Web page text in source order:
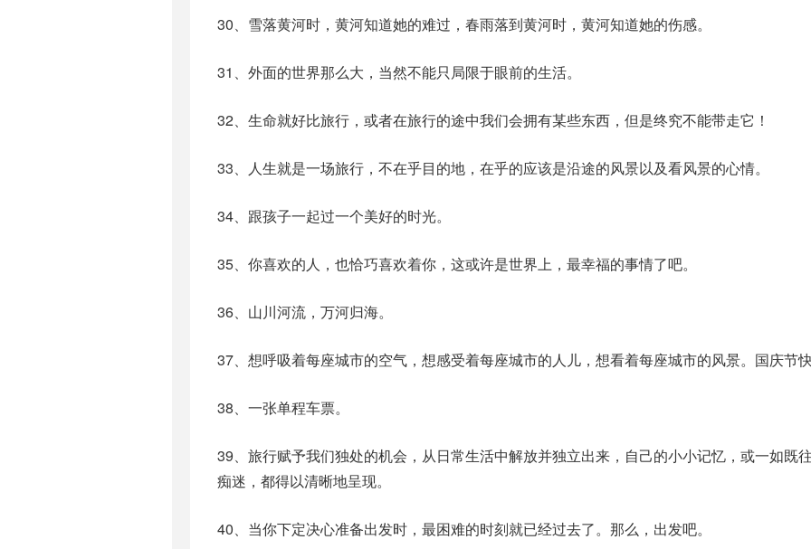
30、雪落黄河时，黄河知道她的难过，春雨落到黄河时，黄河知道她的伤感。
31、外面的世界那么大，当然不能只局限于眼前的生活。
32、生命就好比旅行，或者在旅行的途中我们会拥有某些东西，但是终究不能带走它！
33、人生就是一场旅行，不在乎目的地，在乎的应该是沿途的风景以及看风景的心情。
34、跟孩子一起过一个美好的时光。
35、你喜欢的人，也恰巧喜欢着你，这或许是世界上，最幸福的事情了吧。
36、山川河流，万河归海。
37、想呼吸着每座城市的空气，想感受着每座城市的人儿，想看着每座城市的风景。国庆节快
38、一张单程车票。
39、旅行赋予我们独处的机会，从日常生活中解放并独立出来，自己的小小记忆，或一如既
痴迷，都得以清晰地呈现。
40、当你下定决心准备出发时，最困难的时刻就已经过去了。那么，出发吧。